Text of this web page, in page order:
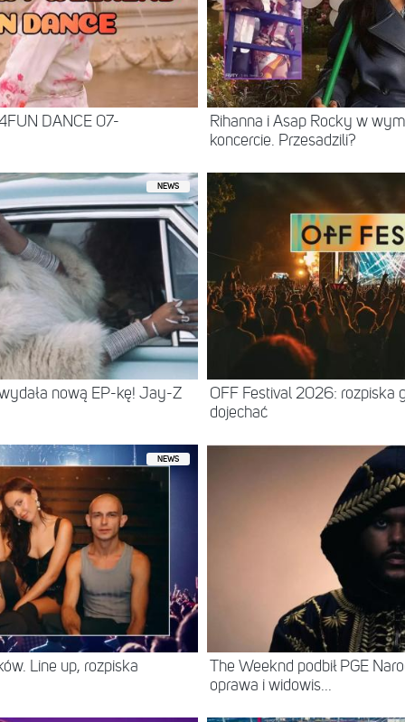
DANCE 07-
Rihanna i Asap Rocky w
koncercie. Przesadzili?
NEWS
nową EP-kę! Jay-Z
OFF Festival 2026: rozpiska
dojechać
NEWS
Line up, rozpiska
The Weeknd podbił PGE
oprawa i widowis...